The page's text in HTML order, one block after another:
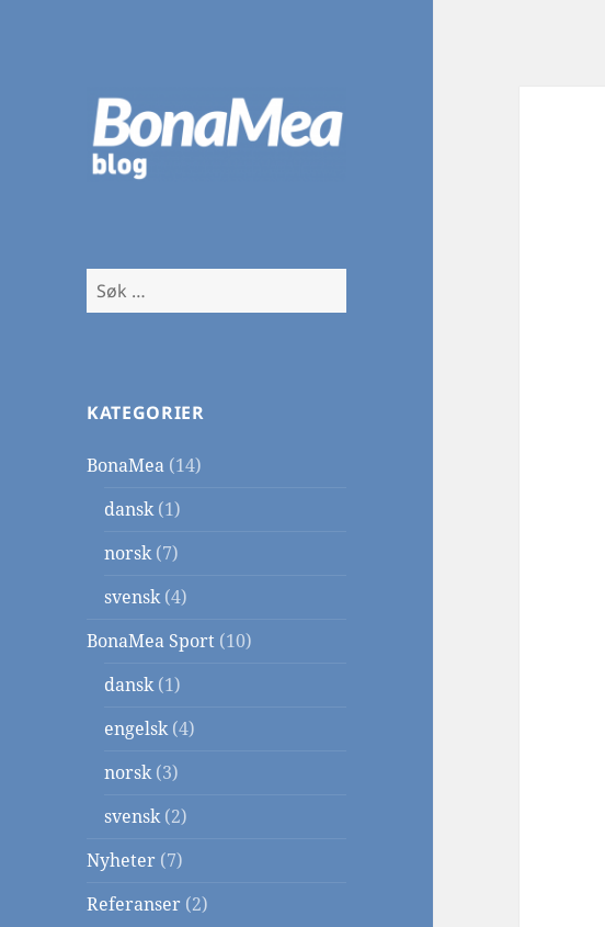
Søk
etter:
KATEGORIER
BonaMea (14)
dansk(1)
norsk(7)
svensk(4)
BonaMea Sport (10)
dansk(1)
engelsk(4)
norsk(3)
svensk(2)
Nyheter (7)
Referanser (2)